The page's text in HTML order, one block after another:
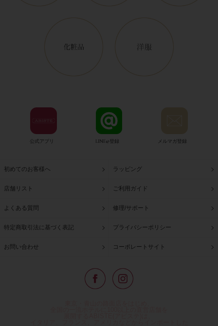
公式アプリ LINE@登録 メルマガ登録
初めてのお客様へ ラッピング
店舗リスト ご利用ガイド
よくある質問 修理/サポート
特定商取引法に基づく表記 プライバシーポリシー
お問い合わせ コーポレートサイト